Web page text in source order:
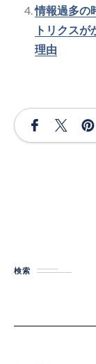
情報過多の
トリクス
理由
検索